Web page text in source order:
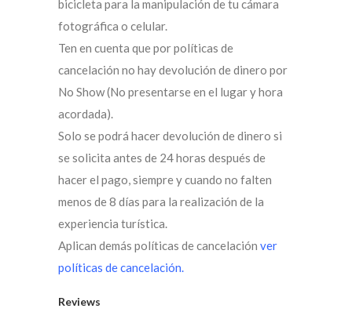
bicicleta para la manipulación de tu cámara
fotográfica o celular.
Ten en cuenta que por políticas de
cancelación no hay devolución de dinero por
No Show (No presentarse en el lugar y hora
acordada).
Solo se podrá hacer devolución de dinero si
se solicita antes de 24 horas después de
hacer el pago, siempre y cuando no falten
menos de 8 días para la realización de la
experiencia turística.
Aplican demás políticas de cancelación ver
políticas de cancelación.
Reviews